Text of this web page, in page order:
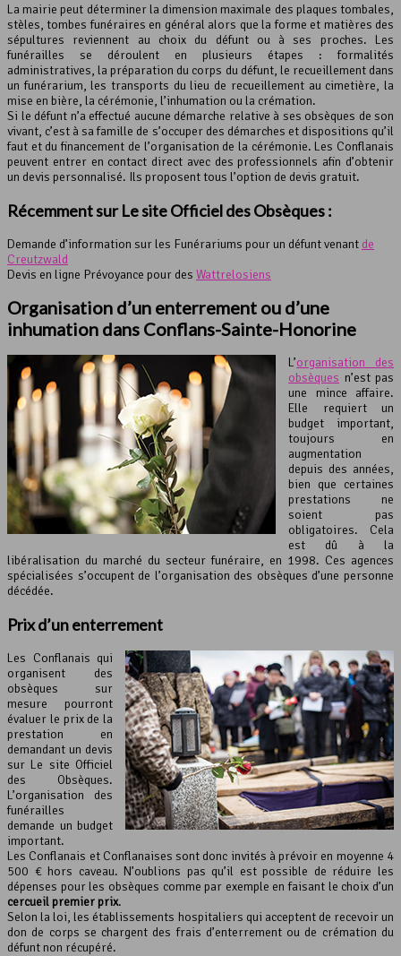
La mairie peut déterminer la dimension maximale des plaques tombales,
stèles, tombes funéraires en général alors que la forme et matières des
sépultures reviennent au choix du défunt ou à ses proches. Les
funérailles se déroulent en plusieurs étapes : formalités
administratives, la préparation du corps du défunt, le recueillement dans
un funérarium, les transports du lieu de recueillement au cimetière, la
mise en bière, la cérémonie, l’inhumation ou la crémation.
Si le défunt n’a effectué aucune démarche relative à ses obsèques de son
vivant, c’est à sa famille de s’occuper des démarches et dispositions qu’il
faut et du financement de l’organisation de la cérémonie. Les Conflanais
peuvent entrer en contact direct avec des professionnels afin d’obtenir
un devis personnalisé. Ils proposent tous l’option de devis gratuit.
Récemment sur Le site Officiel des Obsèques :
Demande d’information sur les Funérariums pour un défunt venant de
Creutzwald
Devis en ligne Prévoyance pour des Wattrelosiens
Organisation d’un enterrement ou d’une
inhumation dans Conflans-Sainte-Honorine
L’organisation des
obsèques n’est pas
une mince affaire.
Elle requiert un
budget important,
toujours en
augmentation
depuis des années,
bien que certaines
prestations ne
soient pas
obligatoires. Cela
est dû à la
libéralisation du marché du secteur funéraire, en 1998. Ces agences
spécialisées s’occupent de l’organisation des obsèques d’une personne
décédée.
Prix d’un enterrement
Les Conflanais qui
organisent des
obsèques sur
mesure pourront
évaluer le prix de la
prestation en
demandant un devis
sur Le site Officiel
des Obsèques.
L’organisation des
funérailles
demande un budget
important.
Les Conflanais et Conflanaises sont donc invités à prévoir en moyenne 4
500 € hors caveau. N’oublions pas qu’il est possible de réduire les
dépenses pour les obsèques comme par exemple en faisant le choix d’un
cercueil premier prix.
Selon la loi, les établissements hospitaliers qui acceptent de recevoir un
don de corps se chargent des frais d’enterrement ou de crémation du
défunt non récupéré.